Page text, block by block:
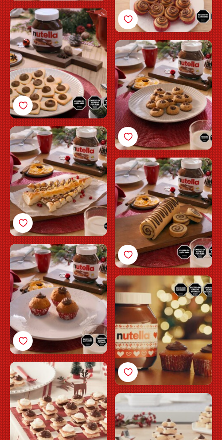
Receta Cookies de
Corazón con Nutella®
Receta Pepas con
Nutella®
Receta Arbolito de
Hojaldre con Nutella®
Receta Pionono con
Nutella®
Receta Muffins con
Nutella®
Muffins con
Nutella<sup>®</sup>
Milhojas con crema
chantilly y
Nutella<sup>®</sup>
Torta de árbol de
Navidad con
Nutella<sup>®</sup>